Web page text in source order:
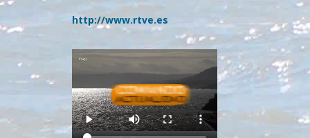
http://www.rtve.es